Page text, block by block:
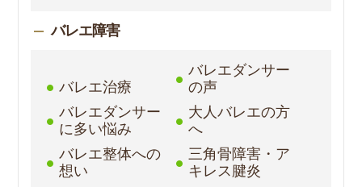
バレエ障害
バレエ治療
バレエダンサー
の声
バレエダンサー
に多い悩み
大人バレエの方
へ
バレエ整体への
想い
三角骨障害・ア
キレス腱炎